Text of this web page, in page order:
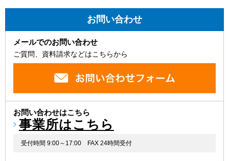
お問い合わせ
メールでのお問い合わせ
ご質問、資料請求などはこちらから
お問い合わせはこちら
事業所はこちら
受付時間 9:00～17:00 FAX 24時間受付